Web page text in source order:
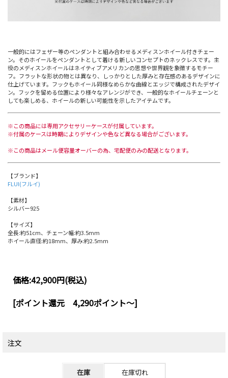
一般的にはフェザー等のペンダントと組み合わせるメディスンホイール付きチェー
ン。そのホイールをペンダントとして着ける新しいコンセプトのネックレスです。主
役のメディスンホイールはネイティブアメリカンの思想や世界観を象徴するモチー
フ。フラットな形状の物とは異なり、しっかりとした厚みと存在感のあるデザインに
仕上げています。フックもホイール同様なめらかな曲線とエッジで構成されたデザイ
ン。フックを留める位置により様々なアレンジができ、一般的なホイールチェーンと
しても楽しめる、ホイールの新しい可能性を示したアイテムです。
※この商品には専用アクセサリーケースが付属しています。
※付属のケースは時期によりデザインや色など異なる場合がございます。
※この商品はメール便容量オーバーの為、宅配便のみの配送となります。
【ブランド】
FLUI(フルイ)
【素材】
シルバー925
【サイズ】
全長:約51cm、チェーン幅:約3.5mm
ホイール直径:約18mm、厚み:約2.5mm
価格:42,900円(税込)
[ポイント還元 4,290ポイント～]
注文
在庫 在庫切れ